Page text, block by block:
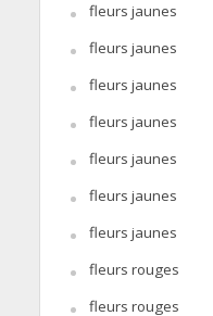
fleurs jaunes
fleurs jaunes
fleurs jaunes
fleurs jaunes
fleurs jaunes
fleurs jaunes
fleurs jaunes
fleurs rouges
fleurs rouges